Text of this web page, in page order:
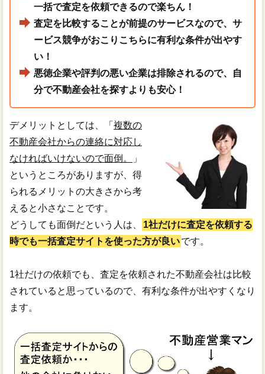
一括で査定を依頼できるので楽ちん！
査定を比較することが前提のサービスなので、サ
ービス競争がおこりこちらに有利な条件が出やす
い！
悪徳企業や評判の悪い企業は排除されるので、自
分で不動産会社を探すよりも安心！
デメリットとしては、「 複数の
不動産会社からの連絡に対応し
なければいけないので面倒。
」
というところがありますが、得
られるメリットの大きさから考
えると小さなことです。
どうしても面倒だという人は、
1社だけに査定を依頼する
時でも一括査定サイトを使った方が良いです。
1社だけの依頼でも、査定を依頼された不動産会社は比較
されていると思っているので、有利な条件が出やすくなり
ます。